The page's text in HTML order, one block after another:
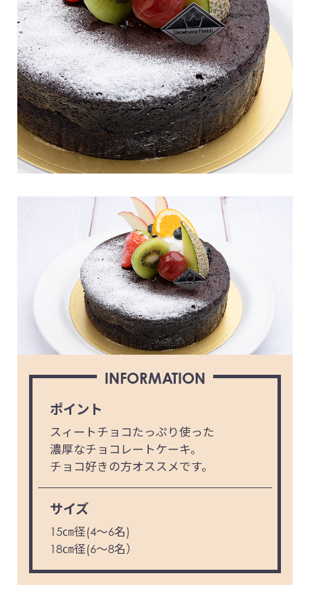
INFORMATION
ポイント
スィートチョコたっぷり使った
濃厚なチョコレートケーキ。
チョコ好きの方オススメです。
サイズ
15㎝径(4～6名)
18㎝径(6～8名）